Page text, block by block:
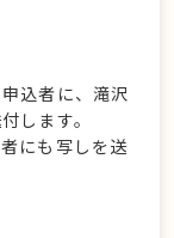
込者に、滝沢
します。
にも写しを送